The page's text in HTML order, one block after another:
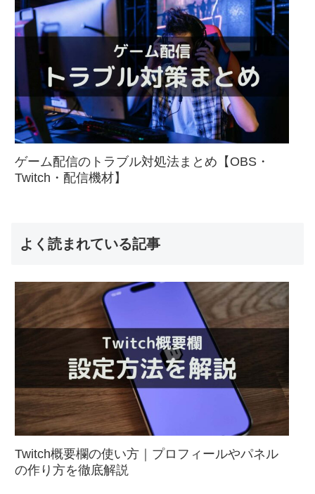
ゲーム配信のトラブル対処法まとめ【OBS・
Twitch・配信機材】
よく読まれている記事
Twitch概要欄の使い方｜プロフィールやパネル
の作り方を徹底解説